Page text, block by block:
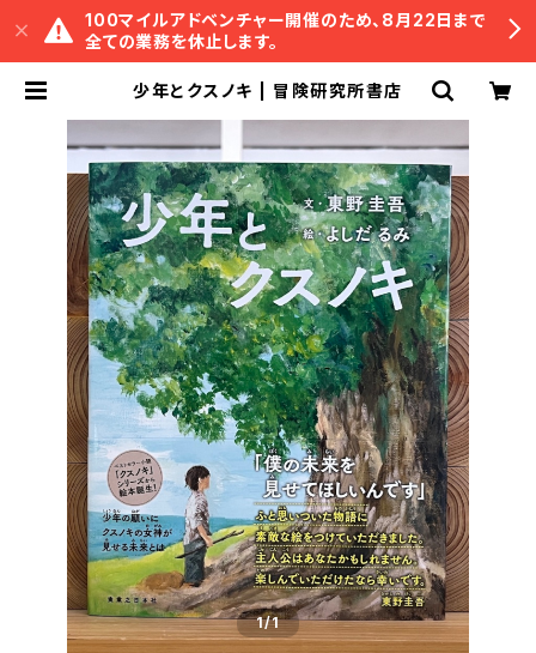
100マイルアドベンチャー開催のため、8月22日まで
全ての業務を休止します。
少年とクスノキ | 冒険研究所書店
1/1